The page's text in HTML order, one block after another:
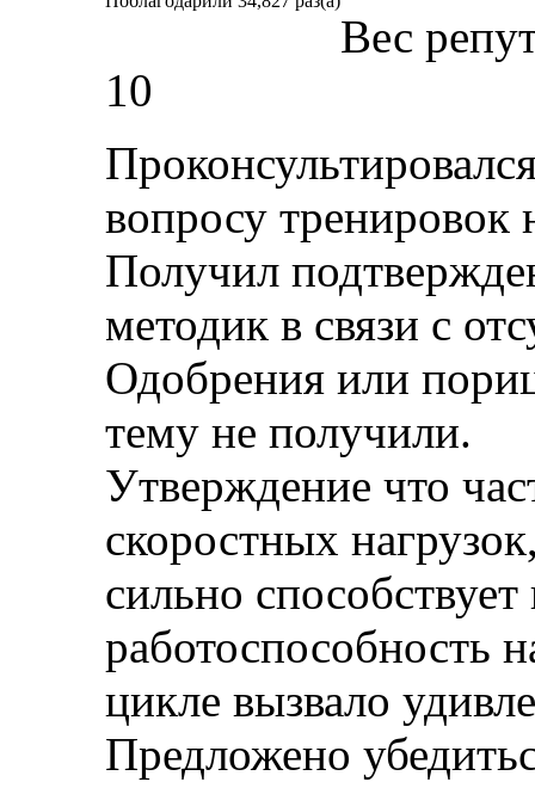
Вес
10
вопросу тренировок
Получил
методик в связи с
Одобрения или
тему не получили.
Утверждение что
скоростных
сильно
работоспособность
цикле вызвало
Предложено